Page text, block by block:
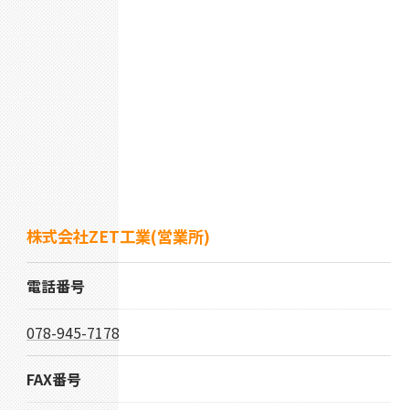
株式会社ZET工業(営業所)
電話番号
078-945-7178
FAX番号